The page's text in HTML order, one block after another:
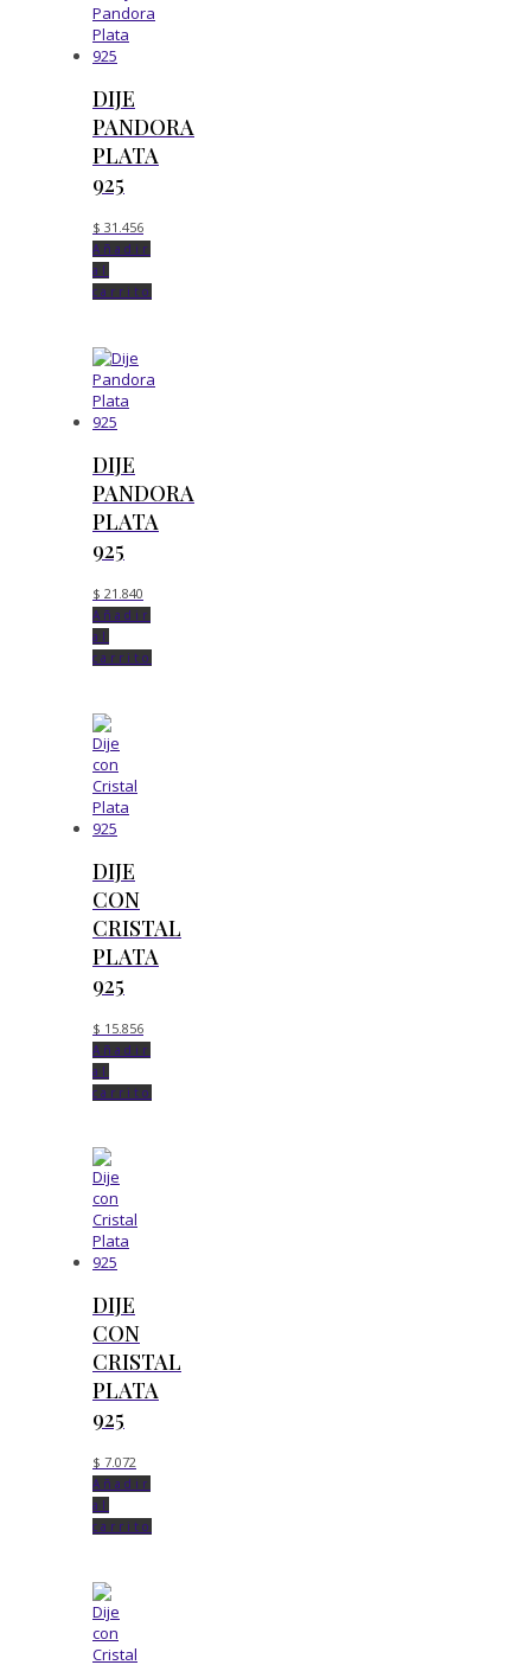
DIJE
PANDORA
PLATA
925
$ 31.456
Añadir
al
carrito
DIJE
PANDORA
PLATA
925
$ 21.840
Añadir
al
carrito
DIJE
CON
CRISTAL
PLATA
925
$ 15.856
Añadir
al
carrito
DIJE
CON
CRISTAL
PLATA
925
$ 7.072
Añadir
al
carrito